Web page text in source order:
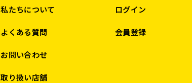
私たちについて
よくある質問
お問い合わせ
取り扱い店舗
ログイン
会員登録